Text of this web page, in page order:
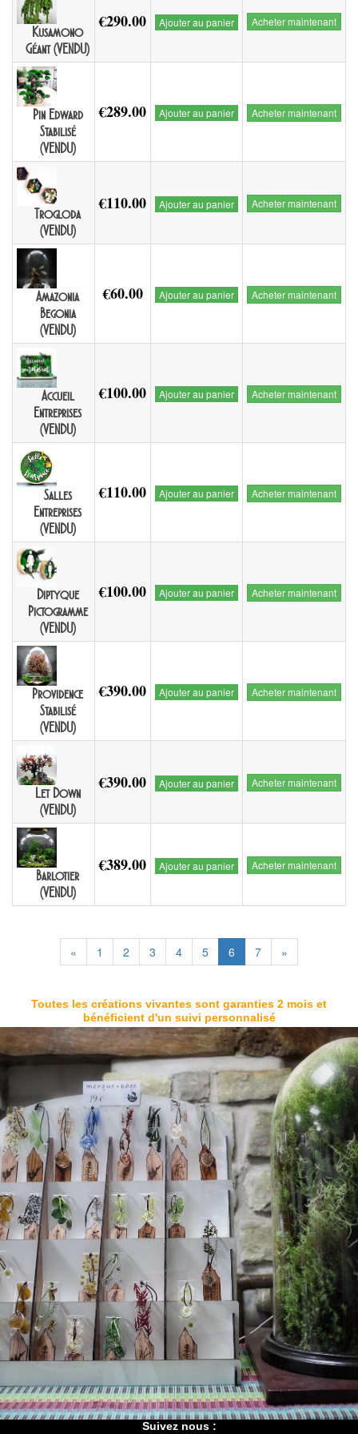
Kusamono
Géant (VENDU)
€290.00 Ajouter au panier Acheter maintenant
Pin Edward
Stabilisé
(VENDU)
€289.00 Ajouter au panier Acheter maintenant
Trogloda
(VENDU)
€110.00 Ajouter au panier Acheter maintenant
Amazonia
Begonia
(VENDU)
€60.00 Ajouter au panier Acheter maintenant
Accueil
Entreprises
(VENDU)
€100.00 Ajouter au panier Acheter maintenant
Salles
Entreprises
(VENDU)
€110.00 Ajouter au panier Acheter maintenant
Diptyque
Pictogramme
(VENDU)
€100.00 Ajouter au panier Acheter maintenant
Providence
Stabilisé
(VENDU)
€390.00 Ajouter au panier Acheter maintenant
Let Down
(VENDU)
€390.00 Ajouter au panier Acheter maintenant
Barlotier
(VENDU)
€389.00 Ajouter au panier Acheter maintenant
« 1 2 3 4 5 6 7 »
Toutes les créations vivantes sont garanties 2 mois et
bénéficient d'un suivi personnalisé
Suivez nous :